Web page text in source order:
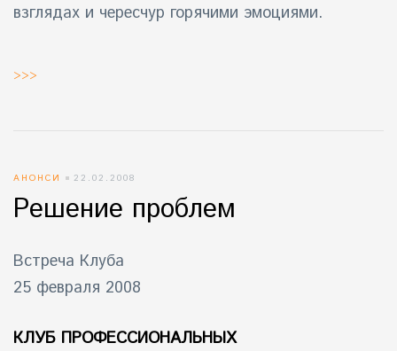
взглядах и чересчур горячими эмоциями.
>>>
АНОНСИ 22.02.2008
Решение проблем
Встреча Клуба
25 февраля 2008
КЛУБ ПРОФЕССИОНАЛЬНЫХ